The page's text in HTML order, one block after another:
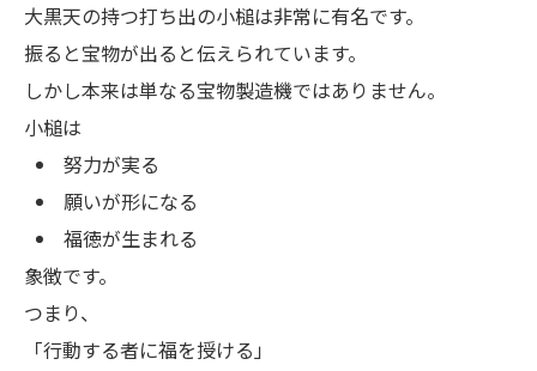
大黒天の持つ打ち出の小槌は非常に有名です。
振ると宝物が出ると伝えられています。
しかし本来は単なる宝物製造機ではありません。
小槌は
努力が実る
願いが形になる
福徳が生まれる
象徴です。
つまり、
「行動する者に福を授ける」